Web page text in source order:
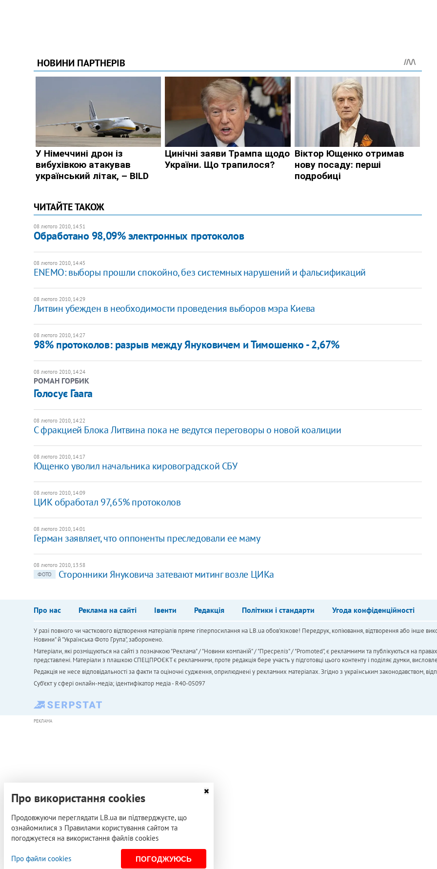
ЧИТАЙТЕ ТАКОЖ
08 лютого 2010, 14:51
Обработано 98,09% электронных протоколов
08 лютого 2010, 14:45
ENEMO: выборы прошли спокойно, без системных нарушений и фальсификаций
08 лютого 2010, 14:29
Литвин убежден в необходимости проведения выборов мэра Киева
08 лютого 2010, 14:27
98% протоколов: разрыв между Януковичем и Тимошенко - 2,67%
08 лютого 2010, 14:24
РОМАН ГОРБИК
Голосує Гаага
08 лютого 2010, 14:22
С фракцией Блока Литвина пока не ведутся переговоры о новой коалиции
08 лютого 2010, 14:17
Ющенко уволил начальника кировоградской СБУ
08 лютого 2010, 14:09
ЦИК обработал 97,65% протоколов
08 лютого 2010, 14:01
Герман заявляет, что оппоненты преследовали ее маму
08 лютого 2010, 13:58
ФОТО
Сторонники Януковича затевают митинг возле ЦИКа
Про нас Реклама на сайті Івенти Редакція Політики і стандарти Угода конфіденційності
У разі повного чи часткового відтворення матеріалів пряме гіперпосилання на LB.ua обов'язкове! Передрук, копіювання, відтворення або інше
Новини" й "Українська Фото Група", заборонено.
Матеріали, які розміщуються на сайті з позначкою "Реклама" / "Новини компаній" / "Пресреліз" / "Promoted", є рекламними та публікуються на
представлені. Матеріали з плашкою СПЕЦПРОЄКТ є рекламними, проте редакція бере участь у підготовці цього контенту і поділяє думки,
Редакція не несе відповідальності за факти та оціночні судження, оприлюднені у рекламних матеріалах. Згідно з українським законодавством,
Cуб'єкт у сфері онлайн-медіа; ідентифікатор медіа - R40-05097
РЕКЛАМА
Про використання cookies
Продовжуючи переглядати LB.ua ви підтверджуєте, що
ознайомилися з Правилами користування сайтом та
погоджуєтеся на використання файлів cookies
Про файли cookies ПОГОДЖУЮСЬ